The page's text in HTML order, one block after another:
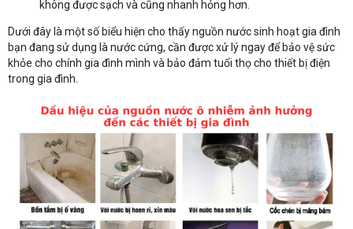
không được sạch và cũng nhanh hỏng hơn.
Dưới đây là một số biểu hiện cho thấy nguồn nước sinh hoạt gia đình
bạn đang sử dụng là nước cứng, cần được xử lý ngay để bảo vệ sức
khỏe cho chính gia đình mình và bảo đảm tuổi thọ cho thiết bị điện
trong gia đình.